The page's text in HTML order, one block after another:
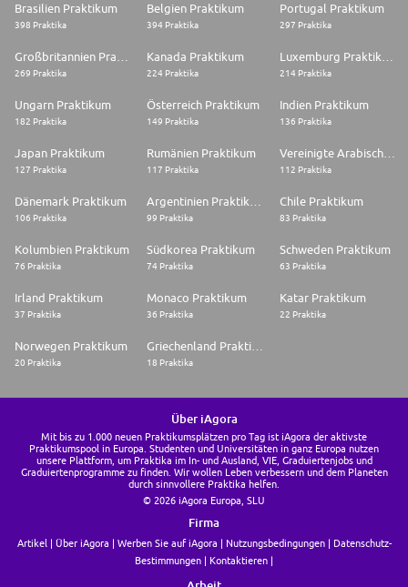
Brasilien Praktikum
398 Praktika
Belgien Praktikum
394 Praktika
Portugal Praktikum
297 Praktika
269 Praktika
Kanada Praktikum
224 Praktika 214 Praktika
Ungarn Praktikum
182 Praktika
Österreich Praktikum
149 Praktika
Indien Praktikum
136 Praktika
Japan Praktikum
127 Praktika
Rumänien Praktikum
117 Praktika
Vereinigte Arabische Emirate Praktikum
112 Praktika
Dänemark Praktikum
106 Praktika 99 Praktika
Chile Praktikum
83 Praktika
Kolumbien Praktikum
76 Praktika
Südkorea Praktikum
74 Praktika
Schweden Praktikum
63 Praktika
Irland Praktikum
37 Praktika
Monaco Praktikum
36 Praktika
Katar Praktikum
22 Praktika
Norwegen Praktikum
20 Praktika 18 Praktika
Über iAgora
Mit bis zu 1.000 neuen Praktikumsplätzen pro Tag ist iAgora der aktivste
Praktikumspool in Europa. Studenten und Universitäten in ganz Europa nutzen
unsere Plattform, um Praktika im In- und Ausland, VIE, Graduiertenjobs und
Graduiertenprogramme zu finden. Wir wollen Leben verbessern und dem Planeten
durch sinnvollere Praktika helfen.
© 2026 iAgora Europa, SLU
Firma
Artikel Über iAgora Werben Sie auf iAgora Nutzungsbedingungen
Datenschutz-
Bestimmungen
Kontaktieren